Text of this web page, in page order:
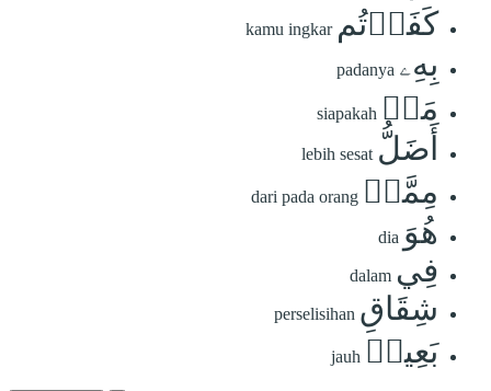
كَفَرۡتُم kamu ingkar
بِهِۦ padanya
مَنۡ siapakah
أَضَلُّ lebih sesat
مِمَّنۡ dari pada orang
هُوَ dia
فِي dalam
شِقَاقِ perselisihan
بَعِيدٖ jauh